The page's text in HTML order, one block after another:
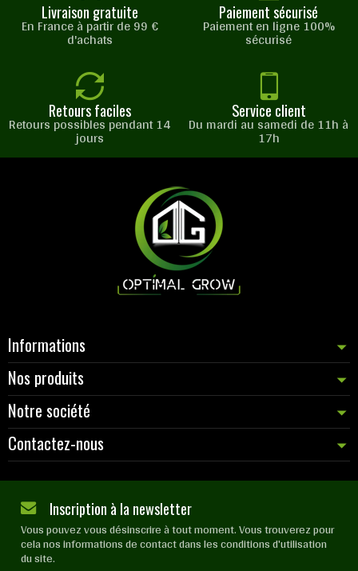
Livraison gratuite
En France à partir de 99 €
d'achats
Paiement sécurisé
Paiement en ligne 100%
sécurisé
Retours faciles
Retours possibles pendant 14
jours
Service client
Du mardi au samedi de 11h à
17h
Informations
Nos produits
Notre société
Contactez-nous
Inscription à la newsletter
Vous pouvez vous désinscrire à tout moment. Vous trouverez pour
cela nos informations de contact dans les conditions d'utilisation
du site.